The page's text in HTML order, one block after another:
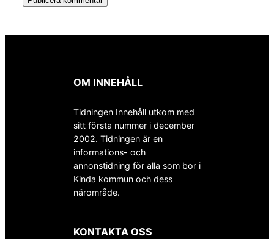
OM INNEHÅLL
Tidningen Innehåll utkom med
sitt första nummer i december
2002. Tidningen är en
informations- och
annonstidning för alla som bor i
Kinda kommun och dess
närområde.
KONTAKTA OSS